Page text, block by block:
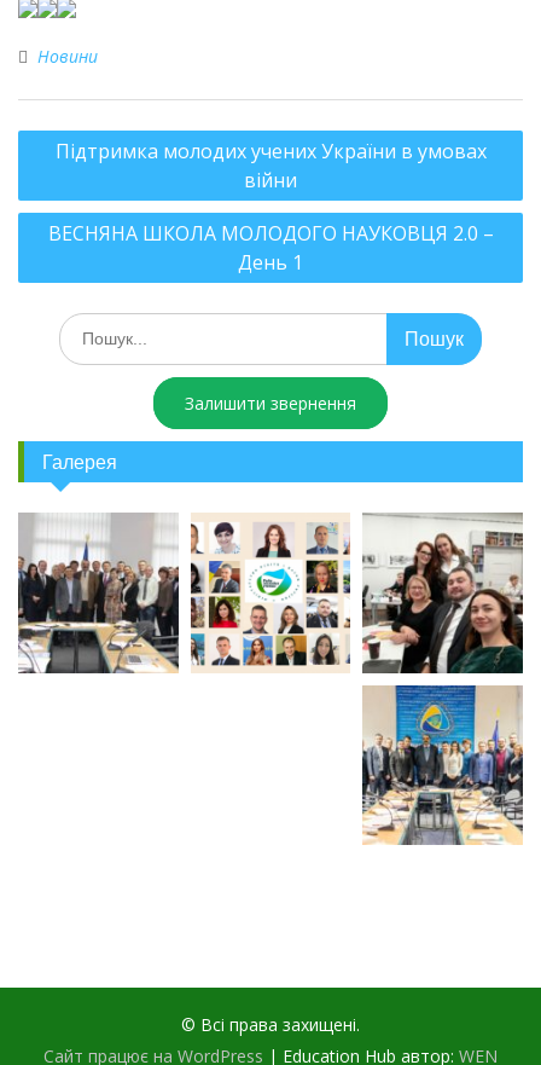
Новини
Підтримка молодих учених України в умовах
війни
ВЕСНЯНА ШКОЛА МОЛОДОГО НАУКОВЦЯ 2.0 –
День 1
Залишити звернення
Галерея
© Всі права захищені.
Сайт працює на WordPress | Education Hub автор: WEN